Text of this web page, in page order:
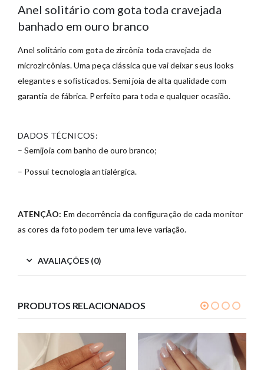
Anel solitário com gota toda cravejada
banhado em ouro branco
Anel solitário com gota de zircônia toda cravejada de
microzircônias. Uma peça clássica que vai deixar seus looks
elegantes e sofisticados. Semi joia de alta qualidade com
garantia de fábrica. Perfeito para toda e qualquer ocasião.
DADOS TÉCNICOS:
– Semijoia com banho de ouro branco;
– Possui tecnologia antialérgica.
ATENÇÃO: Em decorrência da configuração de cada monitor
as cores da foto podem ter uma leve variação.
AVALIAÇÕES (0)
PRODUTOS RELACIONADOS